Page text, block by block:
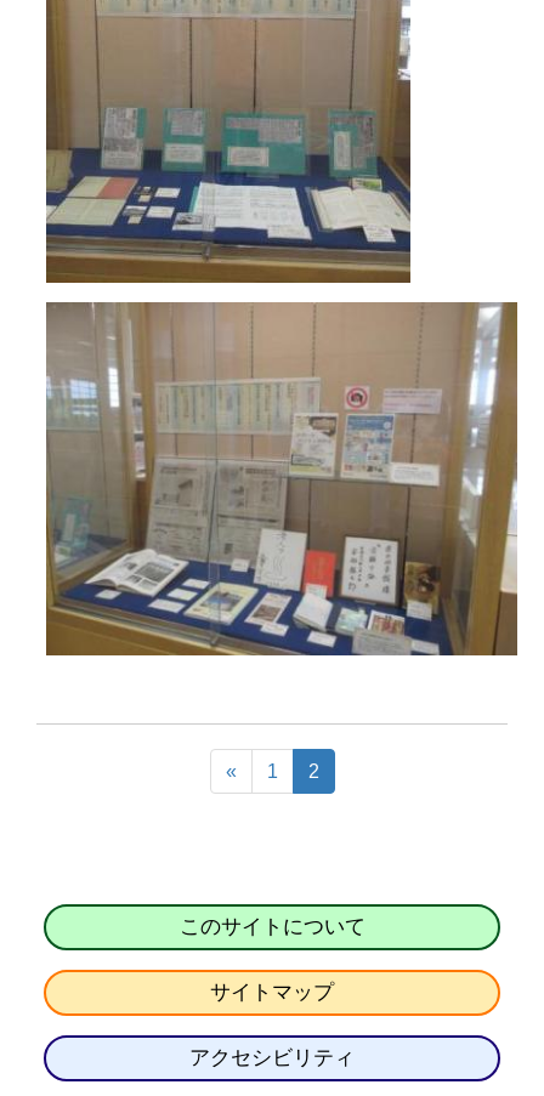
« 1 2
このサイトについて
サイトマップ
アクセシビリティ